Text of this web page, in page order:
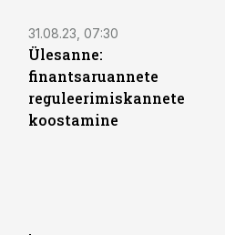
31.08.23, 07:30
Ülesanne:
finantsaruannete
reguleerimiskannete
koostamine